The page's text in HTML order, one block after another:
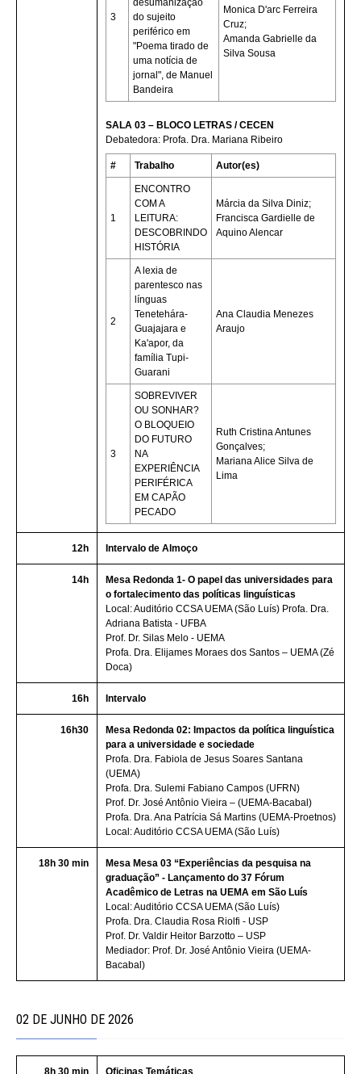
3
desumanização
do sujeito
periférico em
"Poema tirado de
uma notícia de
jornal", de Manuel
Bandeira
Monica D'arc Ferreira
Cruz;
Amanda Gabrielle da
Silva Sousa
SALA 03 – BLOCO LETRAS / CECEN
Debatedora: Profa. Dra. Mariana Ribeiro
# Trabalho Autor(es)
1
ENCONTRO
COM A
LEITURA:
DESCOBRINDO
HISTÓRIA
Márcia da Silva Diniz;
Francisca Gardielle de
Aquino Alencar
2
A lexia de
parentesco nas
línguas
Tenetehára-
Guajajara e
Ka'apor, da
família Tupi-
Guarani
Ana Claudia Menezes
Araujo
3
SOBREVIVER
OU SONHAR?
O BLOQUEIO
DO FUTURO
NA
EXPERIÊNCIA
PERIFÉRICA
EM CAPÃO
PECADO
Ruth Cristina Antunes
Gonçalves;
Mariana Alice Silva de
Lima
12h Intervalo de Almoço
14h
Mesa Redonda 1- O papel das universidades para
o fortalecimento das políticas linguísticas
Local: Auditório CCSA UEMA (São Luís) Profa. Dra.
Adriana Batista - UFBA
Prof. Dr. Silas Melo - UEMA
Profa. Dra. Elijames Moraes dos Santos – UEMA (Zé
Doca)
16h Intervalo
16h30
Mesa Redonda 02: Impactos da política linguística
para a universidade e sociedade
Profa. Dra. Fabiola de Jesus Soares Santana
(UEMA)
Profa. Dra. Sulemi Fabiano Campos (UFRN)
Prof. Dr. José Antônio Vieira – (UEMA-Bacabal)
Profa. Dra. Ana Patrícia Sá Martins (UEMA-Proetnos)
Local: Auditório CCSA UEMA (São Luís)
18h 30 min
Mesa Mesa 03 “Experiências da pesquisa na
graduação” - Lançamento do 37 Fórum
Acadêmico de Letras na UEMA em São Luís
Local: Auditório CCSA UEMA (São Luís)
Profa. Dra. Claudia Rosa Riolfi - USP
Prof. Dr. Valdir Heitor Barzotto – USP
Mediador: Prof. Dr. José Antônio Vieira (UEMA-
Bacabal)
02 DE JUNHO DE 2026
8h 30 min Oficinas Temáticas